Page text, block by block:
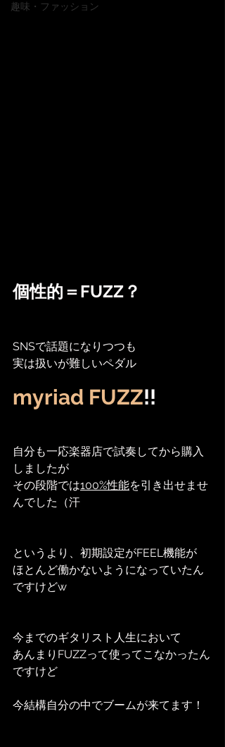
趣味・ファッション
個性的＝FUZZ？
SNSで話題になりつつも
実は扱いが難しいペダル
myriad FUZZ!!
自分も一応楽器店で試奏してから購入
しましたが
その段階では100%性能を引き出せませ
んでした（汗
というより、初期設定がFEEL機能が
ほとんど働かないようになっていたん
ですけどw
今までのギタリスト人生において
あんまりFUZZって使ってこなかったん
ですけど
今結構自分の中でブームが来てます！